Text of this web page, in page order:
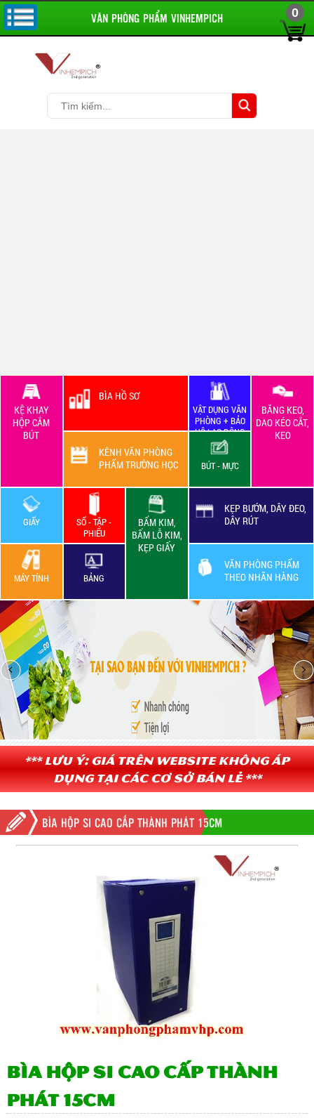
VĂN PHÒNG PHẨM VINHEMPICH
KỆ KHAY
HỘP CẮM
BÚT
BÌA HỒ SƠ
VẬT DỤNG VĂN
PHÒNG + BẢO
HỘ LAO ĐỘNG
BĂNG KEO,
DAO KÉO CẮT,
KEO
KÊNH VĂN PHÒNG
PHẨM TRƯỜNG HỌC
BÚT - MỰC
GIẤY
SỔ - TẬP -
PHIẾU
BẤM KIM,
BẤM LỖ KIM,
KẸP GIẤY
KẸP BƯỚM, DÂY ĐEO,
DÂY RÚT
VĂN PHÒNG PHẨM
THEO NHÃN HÀNG
MÁY TÍNH BẢNG
*** Lưu ý: Giá trên website không áp
dụng tại các cơ sở bán lẻ ***
BÌA HỘP SI CAO CẤP THÀNH PHÁT 15CM
Bìa hộp si cao cấp Thành
Phát 15cm
0